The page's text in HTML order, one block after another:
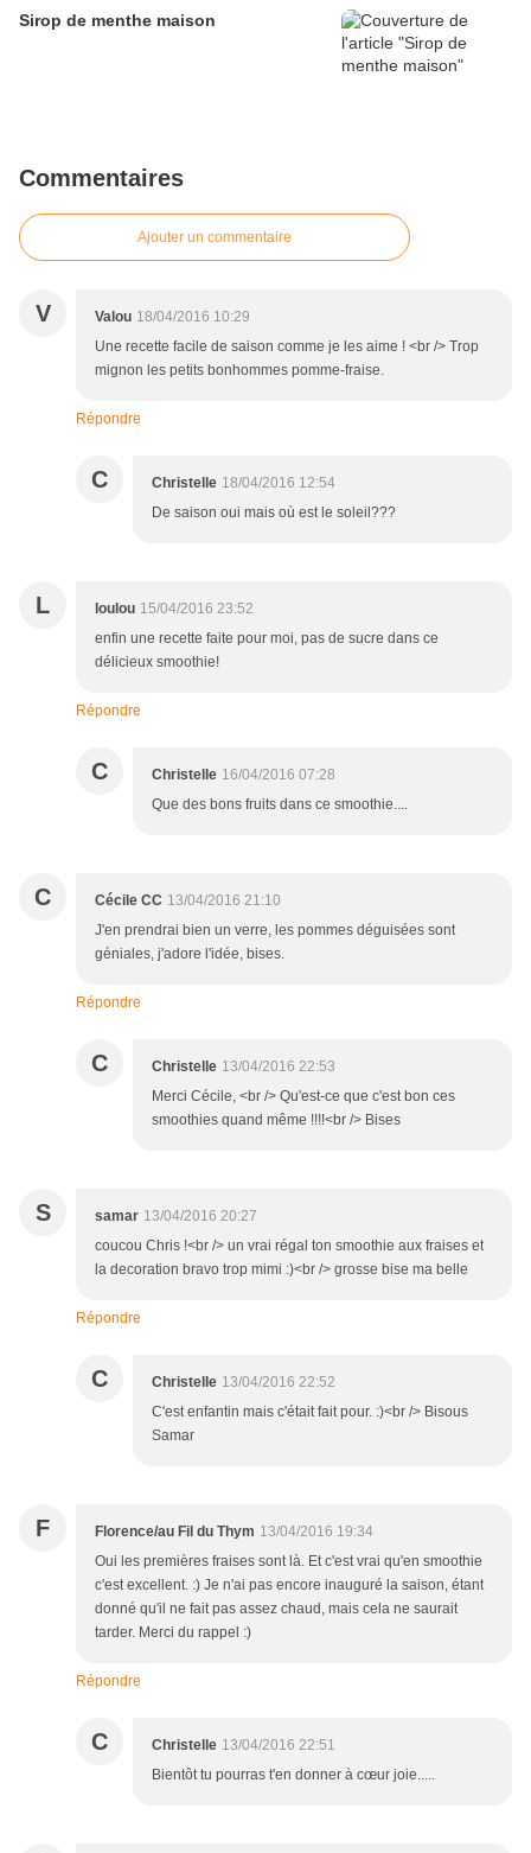
Sirop de menthe maison
Commentaires
Ajouter un commentaire
V Valou 18/04/2016 10:29
Une recette facile de saison comme je les aime ! <br /> Trop
mignon les petits bonhommes pomme-fraise.
Répondre
C Christelle 18/04/2016 12:54
De saison oui mais où est le soleil???
L loulou 15/04/2016 23:52
enfin une recette faite pour moi, pas de sucre dans ce
délicieux smoothie!
Répondre
C Christelle 16/04/2016 07:28
Que des bons fruits dans ce smoothie....
C Cécile CC 13/04/2016 21:10
J'en prendrai bien un verre, les pommes déguisées sont
géniales, j'adore l'idée, bises.
Répondre
C Christelle 13/04/2016 22:53
Merci Cécile, <br /> Qu'est-ce que c'est bon ces
smoothies quand même !!!!<br /> Bises
S samar 13/04/2016 20:27
coucou Chris !<br /> un vrai régal ton smoothie aux fraises et
la decoration bravo trop mimi :)<br /> grosse bise ma belle
Répondre
C Christelle 13/04/2016 22:52
C'est enfantin mais c'était fait pour. :)<br /> Bisous
Samar
F Florence/au Fil du Thym 13/04/2016 19:34
Oui les premières fraises sont là. Et c'est vrai qu'en smoothie
c'est excellent. :) Je n'ai pas encore inauguré la saison, étant
donné qu'il ne fait pas assez chaud, mais cela ne saurait
tarder. Merci du rappel :)
Répondre
C Christelle 13/04/2016 22:51
Bientôt tu pourras t'en donner à cœur joie.....